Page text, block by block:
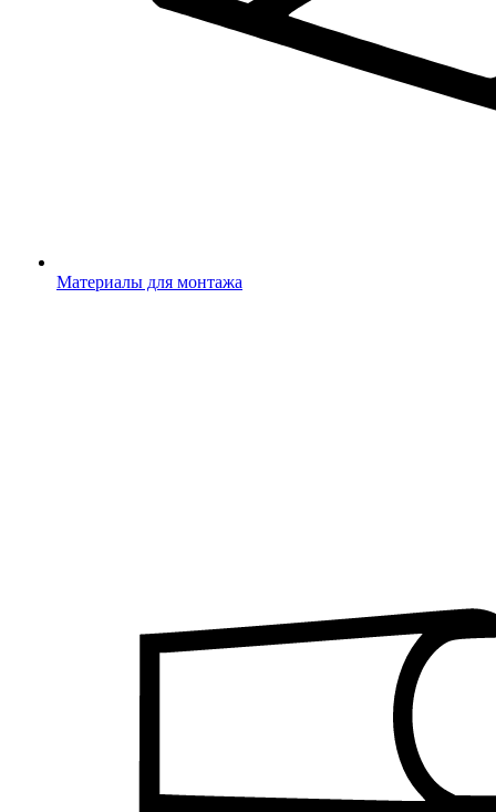
Материалы для монтажа